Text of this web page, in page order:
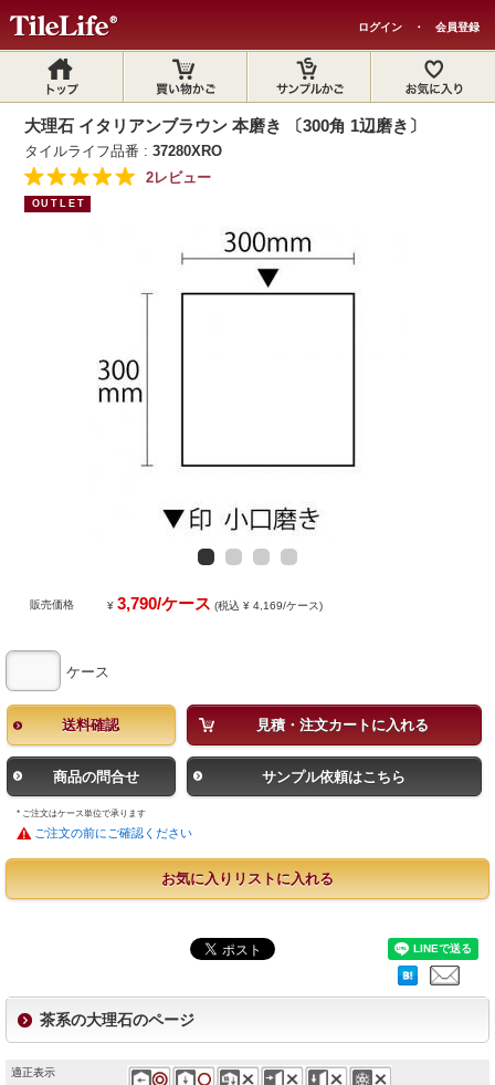
ログイン ・ 会員登録
大理石 イタリアンブラウン 本磨き 〔300角 1辺磨き〕
タイルライフ品番 :37280XRO
2レビュー
OUTLET
販売価格 ¥3,790/ケース (税込 ¥ 4,169/ケース)
ケース
送料確認 見積・注文カートに入れる
商品の問合せ サンプル依頼はこちら
* ご注文はケース単位で承ります
ご注文の前にご確認ください
お気に入りリストに入れる
茶系の大理石のページ
適正表示